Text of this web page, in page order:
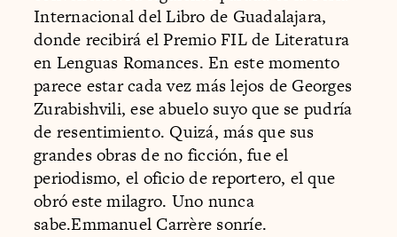
Internacional del Libro de Guadalajara,
donde recibirá el Premio FIL de Literatura
en Lenguas Romances. En este momento
parece estar cada vez más lejos de Georges
Zurabishvili, ese abuelo suyo que se pudría
de resentimiento. Quizá, más que sus
grandes obras de no ficción, fue el
periodismo, el oficio de reportero, el que
obró este milagro. Uno nunca
sabe.Emmanuel Carrère sonríe.